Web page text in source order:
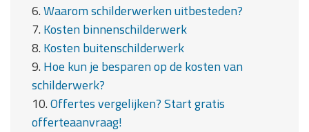
6.Waarom schilderwerken uitbesteden?
7. Kosten binnenschilderwerk
8. Kosten buitenschilderwerk
9. Hoe kun je besparen op de kosten van
schilderwerk?
10.Offertes vergelijken? Start gratis
offerteaanvraag!